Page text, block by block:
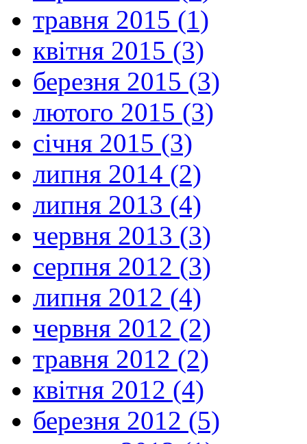
травня 2015 (1)
квітня 2015 (3)
березня 2015 (3)
лютого 2015 (3)
січня 2015 (3)
липня 2014 (2)
липня 2013 (4)
червня 2013 (3)
серпня 2012 (3)
липня 2012 (4)
червня 2012 (2)
травня 2012 (2)
квітня 2012 (4)
березня 2012 (5)